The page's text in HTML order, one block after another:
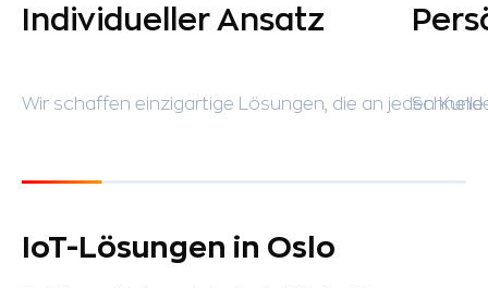
Individueller Ansatz
Wir schaffen einzigartige Lösungen, die an jeden
IoT-Lösungen in Oslo